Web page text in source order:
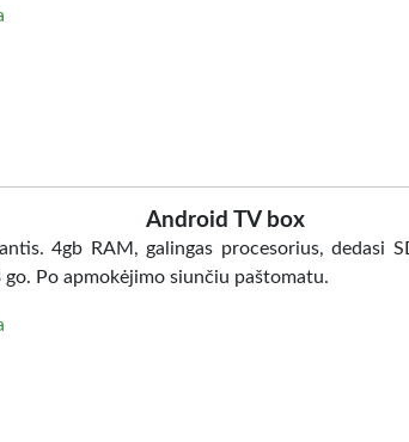
Android TV box
4gb RAM, galingas procesorius, dedasi
Po apmokėjimo siunčiu paštomatu.